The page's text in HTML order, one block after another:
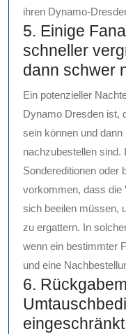
ihren Dynamo-
5. Einige
schneller
dann schwer
Ein potenzieller
Dynamo Dresden ist,
sein können und
nachzubestellen sind.
Sondereditionen oder
vorkommen, dass die
sich beeilen müssen,
zu ergattern. In
wenn ein bestimmter
und eine
6.